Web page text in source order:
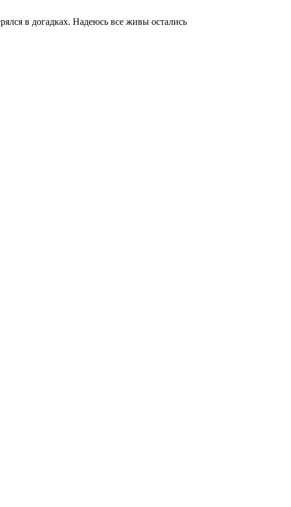
в догадках. Надеюсь все живы остались